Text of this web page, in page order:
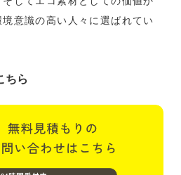
意識の高い人々に選ばれてい
ちら